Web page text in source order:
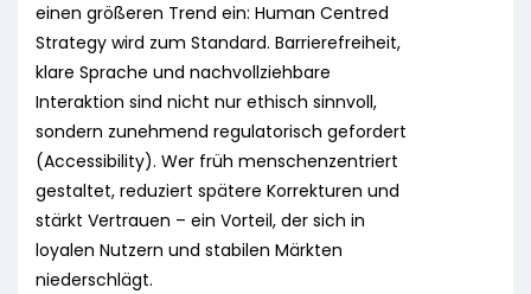
einen größeren Trend ein: Human Centred
Strategy wird zum Standard. Barrierefreiheit,
klare Sprache und nachvollziehbare
Interaktion sind nicht nur ethisch sinnvoll,
sondern zunehmend regulatorisch gefordert
(Accessibility). Wer früh menschenzentriert
gestaltet, reduziert spätere Korrekturen und
stärkt Vertrauen – ein Vorteil, der sich in
loyalen Nutzern und stabilen Märkten
niederschlägt.